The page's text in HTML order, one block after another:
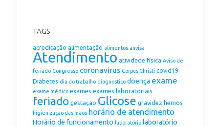
TAGS
acreditação alimentação alimentos anvisa
Atendimento atividade física Aviso de
feriado Congresso coronavírus Corpus Christi covid19
Diabetes dia do trabalho diagnostico doença exame
exame médico exames exames laboratoriais
feriado gestação Glicose gravidez hemos
higienização das mãos horário de atendimento
Horário de funcionamento laboratório laboratório